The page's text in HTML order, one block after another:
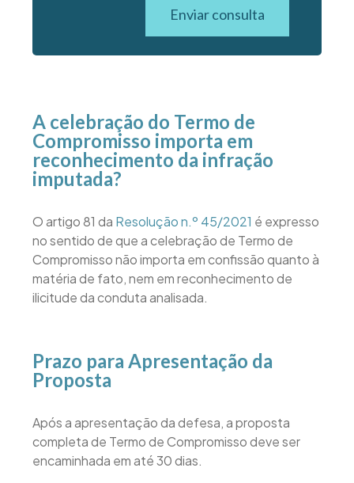
Enviar consulta
A celebração do Termo de
Compromisso importa em
reconhecimento da infração
imputada?
O artigo 81 da Resolução n.º 45/2021 é expresso
no sentido de que a celebração de Termo de
Compromisso não importa em confissão quanto à
matéria de fato, nem em reconhecimento de
ilicitude da conduta analisada.
Prazo para Apresentação da
Proposta
Após a apresentação da defesa, a proposta
completa de Termo de Compromisso deve ser
encaminhada em até 30 dias.